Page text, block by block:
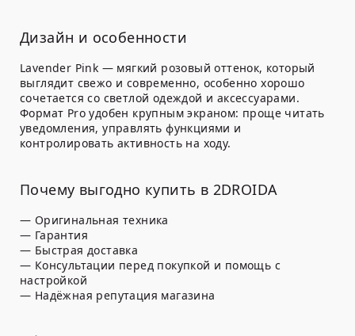
Дизайн и особенности
Lavender Pink — мягкий розовый оттенок, который
выглядит свежо и современно, особенно хорошо
сочетается со светлой одеждой и аксессуарами.
Формат Pro удобен крупным экраном: проще читать
уведомления, управлять функциями и
контролировать активность на ходу.
Почему выгодно купить в 2DROIDA
— Оригинальная техника
— Гарантия
— Быстрая доставка
— Консультации перед покупкой и помощь с
настройкой
— Надёжная репутация магазина